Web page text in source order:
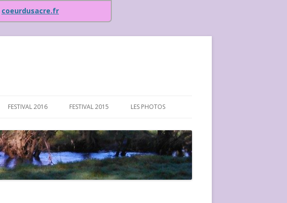
coeurdusacre.fr
FESTIVAL 2016 FESTIVAL 2015 LES PHOTOS
FESTIVAL 2016-PHOTOS
FESTIVAL 2017-PHOTOS ET
VIDÉOS